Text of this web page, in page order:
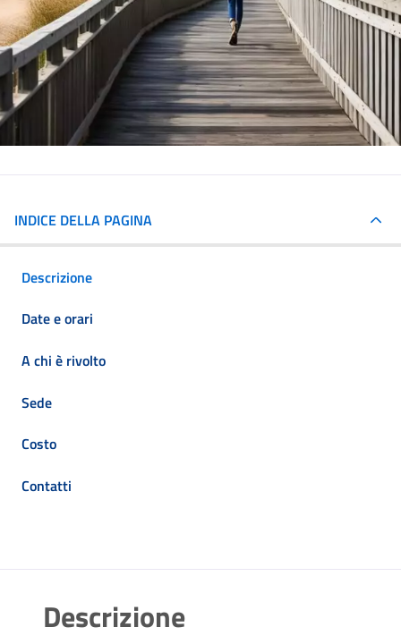
INDICE DELLA PAGINA
Descrizione
Date e orari
A chi è rivolto
Sede
Costo
Contatti
Descrizione